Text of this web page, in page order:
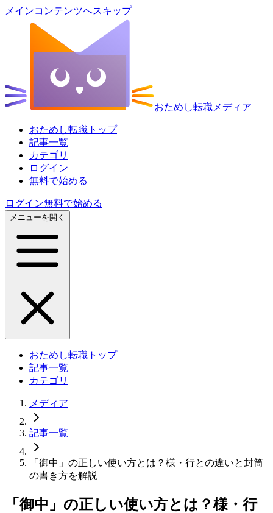
メインコンテンツへスキップ
おためし転職メディア
おためし転職トップ
記事一覧
カテゴリ
ログイン
無料で始める
ログイン無料で始める
メニューを開く
おためし転職トップ
記事一覧
カテゴリ
メディア
記事一覧
「御中」の正しい使い方とは？様・行との違いと封筒
の書き方を解説
「御中」の正しい使い方とは？様・行